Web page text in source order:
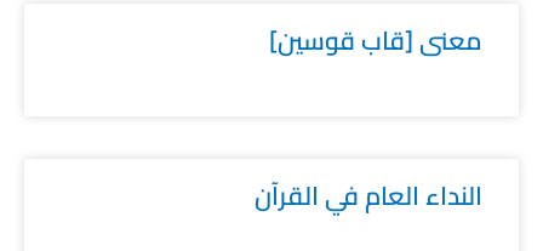
معنى [قاب قوسين]
النداء العام في القرآن